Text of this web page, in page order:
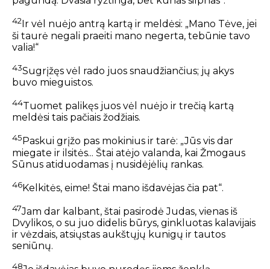
42 Ir vėl nuėjo antrą kartą ir meldėsi: „Mano Tėve, jei
ši taurė negali praeiti mano negerta, tebūnie tavo
valia!“
43Sugrįžęs vėl rado juos snaudžiančius; jų akys
buvo mieguistos.
44Tuomet palikęs juos vėl nuėjo ir trečią kartą
meldėsi tais pačiais žodžiais.
45 Paskui grįžo pas mokinius ir tarė: „Jūs vis dar
miegate ir ilsitės... Štai atėjo valanda, kai Žmogaus
Sūnus atiduodamas į nusidėjėlių rankas.
46Kelkitės, eime! Štai mano išdavėjas čia pat“.
47Jam dar kalbant, štai pasirodė Judas, vienas iš
Dvylikos, o su juo didelis būrys, ginkluotas kalavijais
ir vėzdais, atsiųstas aukštųjų kunigų ir tautos
seniūnų.
48